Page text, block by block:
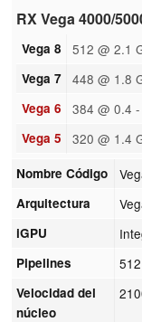
RX Vega 4000/
Vega 8 512 @ 2.1
Vega 7 448 @ 1.8
Vega 6 384 @ 0.4
Vega 5 320 @ 1.4
Nombre Código
Arquitectura
iGPU
Pipelines
Velocidad del
núcleo